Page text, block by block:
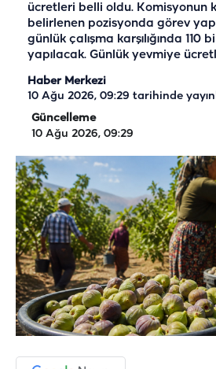
ücretleri belli oldu. Komisyonun
belirlenen pozisyonda görev
günlük çalışma karşılığında 110
yapılacak. Günlük yevmiye
Haber Merkezi
10 Ağu 2026, 09:29 tarihinde
Güncelleme
10 Ağu 2026, 09:29